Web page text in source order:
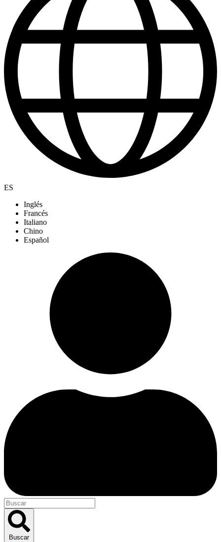
ES
Inglés
Francés
Italiano
Chino
Español
Buscar